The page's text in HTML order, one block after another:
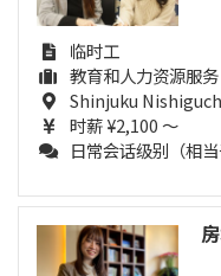
临时工
教育和人力资源服
Shinjuku
时薪 ¥2,100 ～
日常会话级别（相当